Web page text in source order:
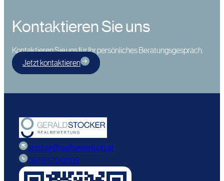
Kontaktieren Sie uns
Kontaktieren Sie uns für Ihr persönliches Beratungsgespräch.
Jetzt kontaktieren
stocker@realbewertung.at
0676 470 08 09